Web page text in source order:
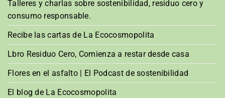
Talleres y charlas sobre sostenibilidad, residuo cero y
consumo responsable.
Recibe las cartas de La Ecocosmopolita
Lbro Residuo Cero, Comienza a restar desde casa
Flores en el asfalto | El Podcast de sostenibilidad
El blog de La Ecocosmopolita